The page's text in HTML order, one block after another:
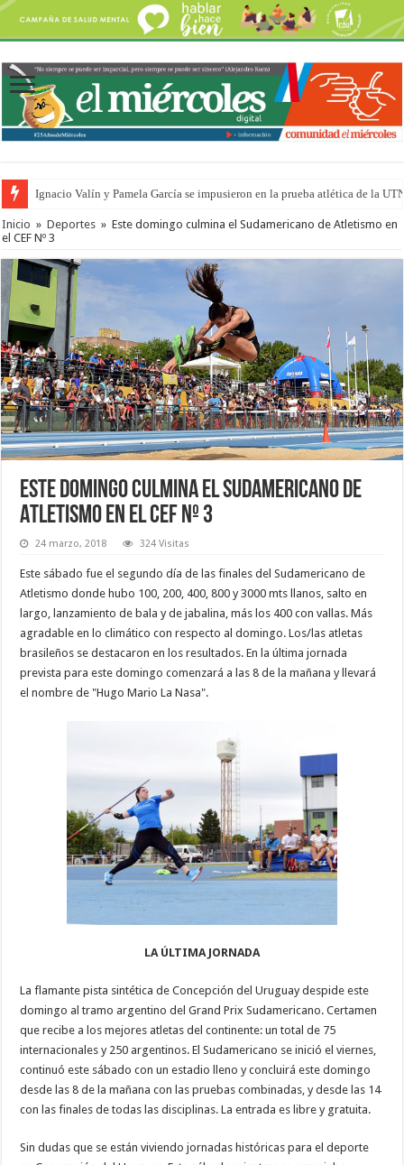
Ignacio Valín y Pamela García se impusieron en la prueba atlética de la
Traigo el litoral en mi canción: 100 años de Aníbal Sampayo
Inicio » Deportes » Este domingo culmina el Sudamericano de Atletismo en
el CEF Nº 3
Este domingo culmina el Sudamericano de
Atletismo en el CEF Nº 3
24 marzo, 2018 324 Visitas
Este sábado fue el segundo día de las finales del Sudamericano de
Atletismo donde hubo 100, 200, 400, 800 y 3000 mts llanos, salto en
largo, lanzamiento de bala y de jabalina, más los 400 con vallas. Más
agradable en lo climático con respecto al domingo. Los/las atletas
brasileños se destacaron en los resultados. En la última jornada
prevista para este domingo comenzará a las 8 de la mañana y llevará
el nombre de "Hugo Mario La Nasa".
LA ÚLTIMA JORNADA
La flamante pista sintética de Concepción del Uruguay despide este
domingo al tramo argentino del Grand Prix Sudamericano. Certamen
que recibe a los mejores atletas del continente: un total de 75
internacionales y 250 argentinos. El Sudamericano se inició el viernes,
continuó este sábado con un estadio lleno y concluirá este domingo
desde las 8 de la mañana con las pruebas combinadas, y desde las 14
con las finales de todas las disciplinas. La entrada es libre y gratuita.
Sin dudas que se están viviendo jornadas históricas para el deporte